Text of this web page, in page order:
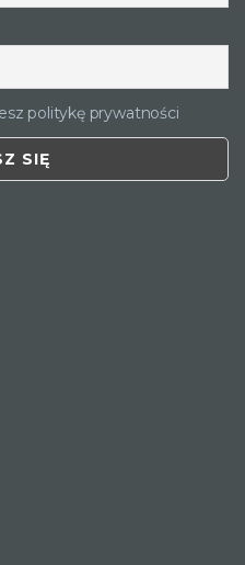
politykę prywatności